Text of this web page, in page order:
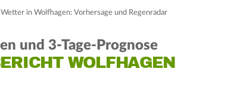
Wetter in Wolfhagen: Vorhersage und Regenradar
und 3-Tage-Prognose
WOLFHAGEN